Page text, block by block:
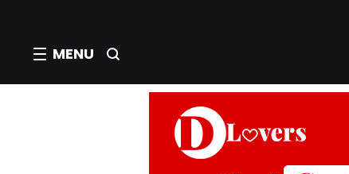
MENU